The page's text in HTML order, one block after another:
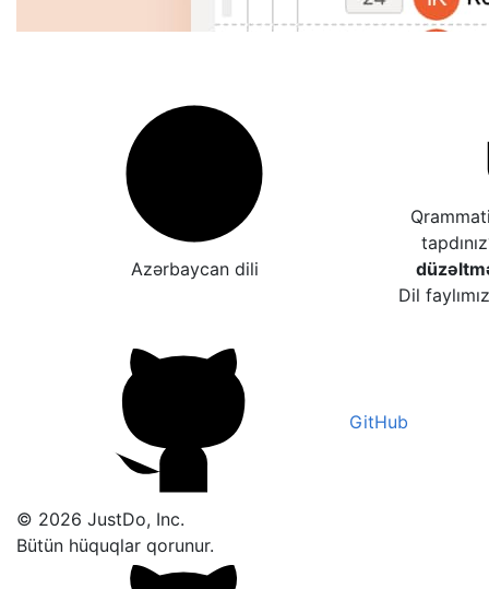
Azərbaycan dili
Dil
GitHub
© 2026 JustDo, Inc.
Bütün hüquqlar qorunur.